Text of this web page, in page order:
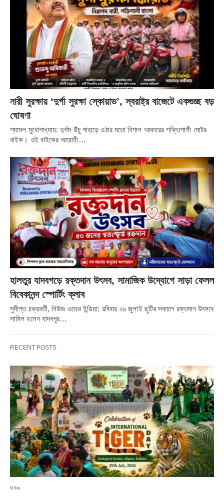
নারী সুরক্ষায় ‘দুর্গা সুরক্ষা স্কোয়াড’, স্বরাষ্ট্র বাজেটে একগুচ্ছ বড়
ঘোষণা
শ্যামল মুখোপাধ্যায়: দুর্গম উঁচু পাহাড়ে ওঠার মতো বিশাল আকারের শক্তিশালী মোটর
বাইক। ওই বাইকের আরোহী…
হালতুর যাদবগড়ে রক্তদান উৎসব, সামাজিক উদ্যোগে সাড়া ফেলল
বিবেকানন্দ স্পোর্টিং ক্লাব
সুদীপ্ত চক্রবর্তী, নিউজ ওয়েভ ইন্ডিয়া: রবিবার ২৬ জুলাই ছুটির সকালে রক্তদান উৎসবে
সামিল হলেন যাদবপুর…
RECENT POSTS
নিউজ